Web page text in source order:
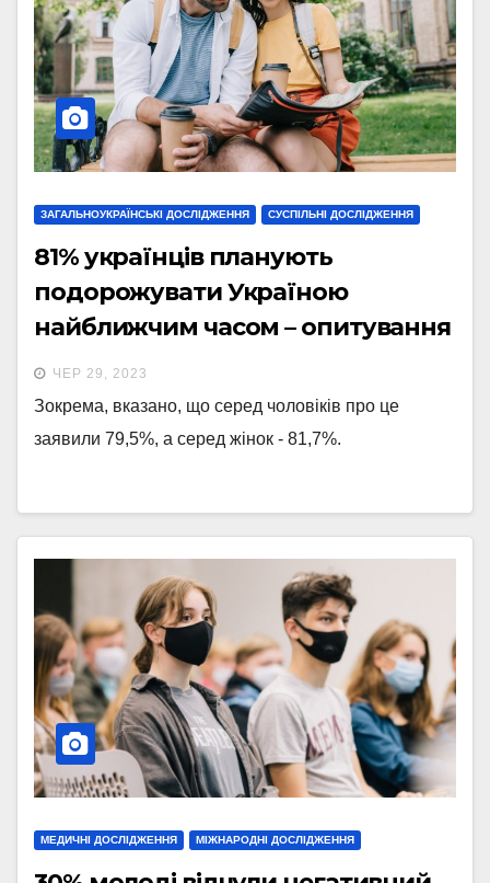
ЗАГАЛЬНОУКРАЇНСЬКІ ДОСЛІДЖЕННЯ СУСПІЛЬНІ ДОСЛІДЖЕННЯ
81% українців планують
подорожувати Україною
найближчим часом – опитування
Держтуризму
ЧЕР 29, 2023
Зокрема, вказано, що серед чоловіків про це
заявили 79,5%, а серед жінок - 81,7%.
МЕДИЧНІ ДОСЛІДЖЕННЯ МІЖНАРОДНІ ДОСЛІДЖЕННЯ